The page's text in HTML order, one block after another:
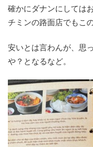
確かにダナンにしては
チミンの路面店でもこ
安いとは言わんが、思
や？となるなど。